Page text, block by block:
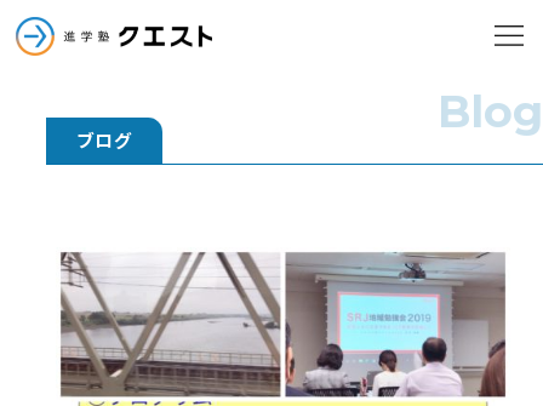
進学塾クエスト メニュー
進学塾クエスト
小学部
中学部
ブログ
Blog